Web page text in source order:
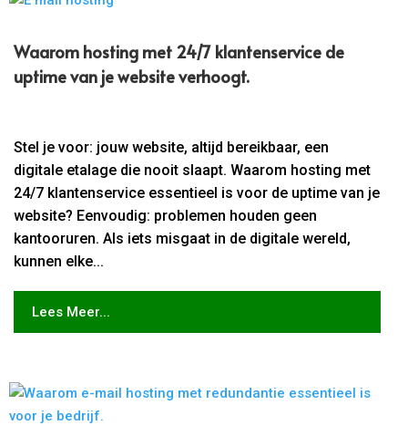
Waarom hosting met 24/7 klantenservice de
uptime van je website verhoogt.​
Stel je voor: jouw website, altijd bereikbaar, een
digitale etalage die nooit slaapt. Waarom hosting met
24/7 klantenservice essentieel is voor de uptime van je
website? Eenvoudig: problemen houden geen
kantooruren. Als iets misgaat in de digitale wereld,
kunnen elke...
Lees Meer...